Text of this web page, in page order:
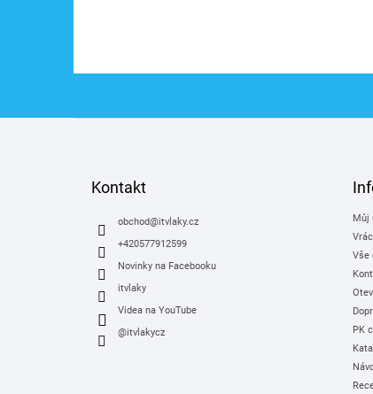
Kontakt
obchod@itvlaky.cz
+420577912599
Novinky na Facebooku
itvlaky
Videa na YouTube
@itvlakycz
Můj
Vše
PK